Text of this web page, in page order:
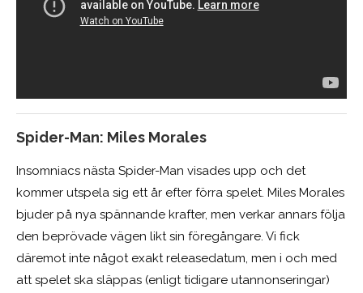
Spider-Man: Miles Morales
Insomniacs nästa Spider-Man visades upp och det
kommer utspela sig ett år efter förra spelet. Miles Morales
bjuder på nya spännande krafter, men verkar annars följa
den beprövade vägen likt sin föregångare. Vi fick
däremot inte något exakt releasedatum, men i och med
att spelet ska släppas (enligt tidigare utannonseringar)